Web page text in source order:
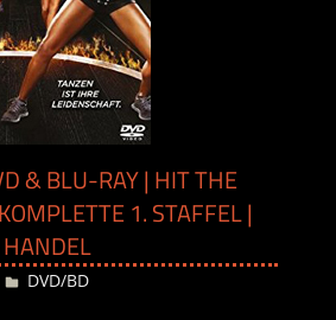
& BLU-RAY | HIT THE
1. STAFFEL |
Desiree
DVD/BD